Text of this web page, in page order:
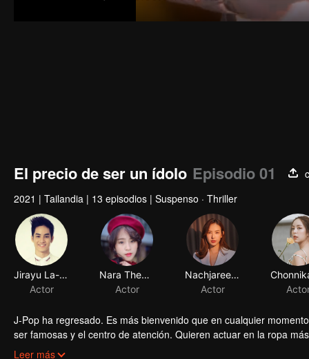
El precio de ser un ídolo Episodio 01
2021 | Tailandia | 13 episodios | Suspenso · Thriller
Jirayu La-ongmanee
Actor
Nara Thepnupha
Actor
Nachjaree Horvejkul
Actor
J-Pop ha regresado. Es más bienvenido que en cualquier
ser famosas y el centro de atención. Quieren actuar en la ropa
miembros del grupo de chicas tienen que obedecer las reglas
Leer más